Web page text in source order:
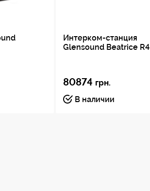
Интерком-станция
Glensound Beatrice R4
80874 грн.
В наличии